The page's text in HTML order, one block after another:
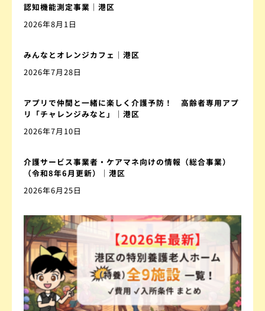
認知機能測定事業｜港区
2026年8月1日
みんなとオレンジカフェ｜港区
2026年7月28日
アプリで仲間と一緒に楽しく介護予防！ 高齢者専用アプ
リ「チャレンジみなと」｜港区
2026年7月10日
介護サービス事業者・ケアマネ向けの情報（総合事業）
（令和8年6月更新）｜港区
2026年6月25日